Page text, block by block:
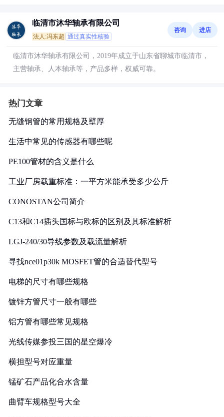
临清市沐华轴承有限公司
法人:冯东超 通过真实性核验
咨询 进店
临清市沐华轴承有限公司，2019年成立于山东省聊城市临清市，
主营轴承、人本轴承等，产品多样，权威可靠。
热门文章
无缝钢管的常用规格及壁厚
生活中常见的传感器有哪些呢
PE100管材的含义是什么
工业厂房载重标准：一平方米能承受多少公斤
CONOSTAN公司简介
C13和C14插头国标与欧标的区别及其标准解析
LGJ-240/30导线参数及载流量解析
寻找nce01p30k MOSFET管的合适替代型号
电梯的尺寸有哪些规格
镀锌方管尺寸一般有哪些
铝方管有哪些常见规格
光线传媒参投三国的星空爆冷
横担型号对应重量
锰矿石产品化合水含量
曲臂车规格型号大全